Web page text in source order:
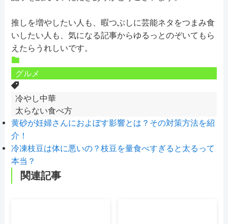
推しを増やしたい人も、暇つぶしに芸能ネタをつまみ食
いしたい人も、気になる記事からゆるっとのぞいてもら
えたらうれしいです。
グルメ
冷やし中華
太らない食べ方
黄砂が妊婦さんにおよぼす影響とは？その対策方法を紹
介！
冷凍枝豆は体に悪いの？枝豆を量食べすぎると太るって
本当？
関連記事